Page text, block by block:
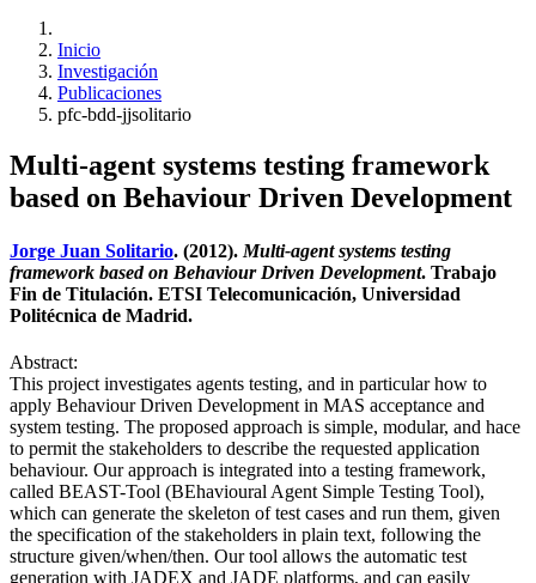
Inicio
Investigación
Publicaciones
pfc-bdd-jjsolitario
Multi-agent systems testing framework
based on Behaviour Driven Development
Jorge Juan Solitario. (2012). Multi-agent systems testing
framework based on Behaviour Driven Development. Trabajo
Fin de Titulación. ETSI Telecomunicación, Universidad
Politécnica de Madrid.
Abstract:
This project investigates agents testing, and in particular how to
apply Behaviour Driven Development in MAS acceptance and
system testing. The proposed approach is simple, modular, and hace
to permit the stakeholders to describe the requested application
behaviour. Our approach is integrated into a testing framework,
called BEAST-Tool (BEhavioural Agent Simple Testing Tool),
which can generate the skeleton of test cases and run them, given
the specification of the stakeholders in plain text, following the
structure given/when/then. Our tool allows the automatic test
generation with JADEX and JADE platforms, and can easily